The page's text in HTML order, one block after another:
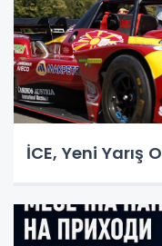
İCE, Yeni Yarış